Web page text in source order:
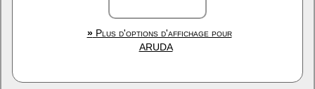
»Plus d'options d'affichage pour
ARUDA